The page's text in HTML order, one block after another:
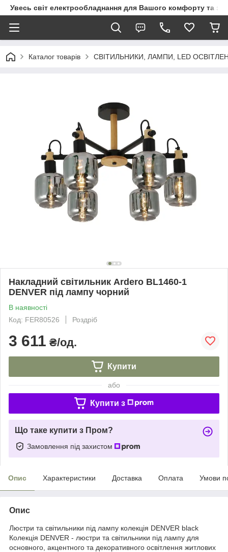
Увесь світ електрообладнання для Вашого комфорту та
Каталог товарів СВІТИЛЬНИКИ, ЛАМПИ, LED
Накладний світильник Ardero BL1460-1
DENVER під лампу чорний
В наявності
Код: FER80526
Роздріб
3 611 ₴/од.
Купити
або
Купити з
Що таке купити з Пром?
Замовлення під захистом
Опис Характеристики Доставка Оплата Умови
Опис
Люстри та світильники під лампу колекція DENVER black
Колекція DENVER - люстри та світильники під лампу для
основного, акцентного та декоративного освітлення житлових